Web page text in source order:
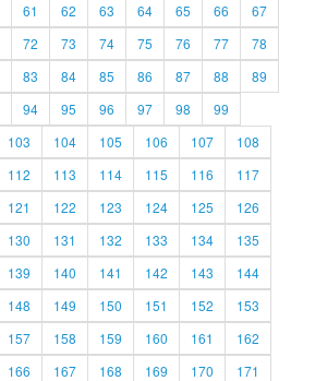
61 62 63 64 65 66
67
72 73 74 75 76 77
78
83 84 85 86 87 88
89
94 95 96 97 98
99
103 104 105 106 107
108
112 113 114 115 116
117
121 122 123 124 125
126
130 131 132 133 134
135
139 140 141 142 143
144
148 149 150 151 152
153
157 158 159 160 161
162
166 167 168 169 170
171